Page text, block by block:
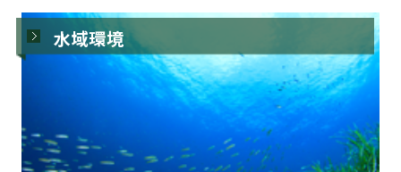
水域環境